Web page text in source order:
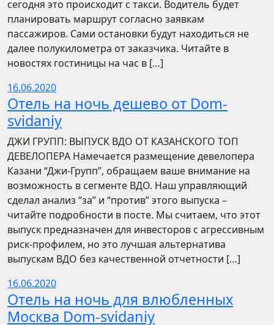
сегодня это происходит с такси. Водитель будет
планировать маршрут согласно заявкам
пассажиров. Сами остановки будут находиться не
далее полукилометра от заказчика. Читайте в
новостях гостиницы на час в […]
16.06.2020
Отель на ночь дешево от Dom-
svidaniy
​​ДЖИ ГРУПП: ВЫПУСК ВДО ОТ КАЗАНСКОГО ТОП
ДЕВЕЛОПЕРА Намечается размещение девелопера
Казани “Джи-Групп”, обращаем ваше внимание на
возможность в сегменте ВДО. Наш управляющий
сделал анализ “за” и “против” этого выпуска –
читайте подробности в посте. Мы считаем, что этот
выпуск предназначен для инвесторов с агрессивным
риск-профилем, но это лучшая альтернатива
выпускам ВДО без качественной отчетности […]
16.06.2020
Отель на ночь для влюбленных
Москва Dom-svidaniy